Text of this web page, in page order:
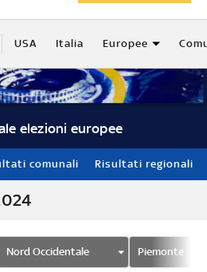
USA Italia Europee
elezioni europee
comunali Risultati regionali
Nord Occidentale Piemonte